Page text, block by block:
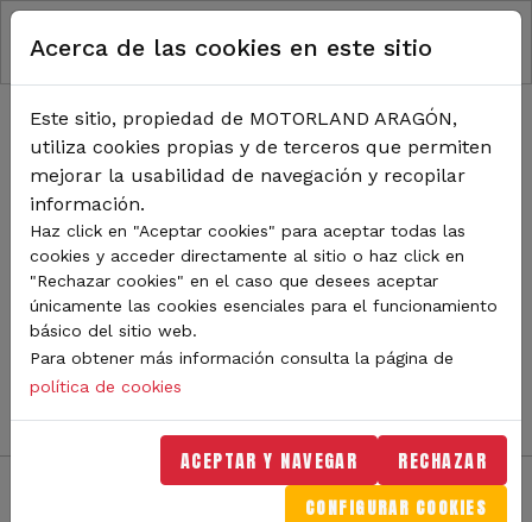
Pasar al contenido principal
RUTA DE NAVEGACIÓN
Inicio Noticias
TODA LA ACTUALIDAD DE
MOTORLAND
Sigue de cerca todas las novedades de MotorLand
Aragón. Aquí encontrarás noticias sobre eventos,
competiciones, pilotos, novedades del circuito y
mucho más. Filtra por categoría o tipo de contenido y
no te pierdas nada del mundo del motor.
Acerca de las cookies en este sitio
Este sitio, propiedad de MOTORLAND ARAGÓN,
utiliza cookies propias y de terceros que permiten
mejorar la usabilidad de navegación y recopilar
información.
Haz click en "Aceptar cookies" para aceptar todas las
cookies y acceder directamente al sitio o haz click en
"Rechazar cookies" en el caso que desees aceptar
únicamente las cookies esenciales para el funcionamiento
básico del sitio web.
Para obtener más información consulta la página de
política de cookies
ACEPTAR Y NAVEGAR RECHAZAR
CONFIGURAR COOKIES